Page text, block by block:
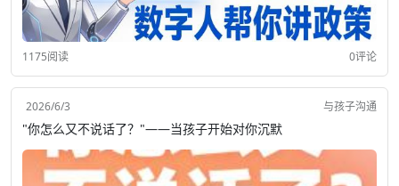
1175阅读 0评论
2026/6/3 与孩子沟通
"你怎么又不说话了？"——当孩子开始对你沉默